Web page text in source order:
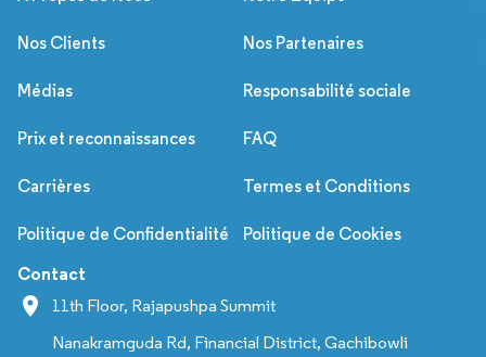
Nos Clients Nos Partenaires
Médias Responsabilité sociale
Prix et reconnaissances FAQ
Carrières Termes et Conditions
Politique de Confidentialité Politique de Cookies
Contact
11th Floor, Rajapushpa Summit
Nanakramguda Rd, Financial District, Gachibowli